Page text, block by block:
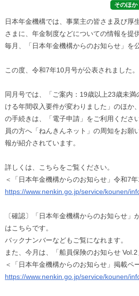
そのほか
日本年金機構では、事業主の皆さま及び厚
さまに、年金制度などについての情報を提
毎月、「日本年金機構からのお知らせ」を
この度、令和7年10月号が公表されました。
同月号では、「ご案内：19歳以上23歳未満
ける年間収入要件が変わりました」のほか
の手続きは、「電子申請」をご利用くださ
員の方へ「ねんきんネット」の周知をお願
報が紹介されています。
詳しくは、こちらをご覧ください。
＜「日本年金機構からのお知らせ」令和7
https://www.nenkin.go.jp/service/kounen/
〔確認〕「日本年金機構からのお知らせ」
はこちらです。
バックナンバーなどもご覧になれます。
また、今月は、「船員保険のお知らせ Vol.2
＜「日本年金機構からのお知らせ」掲載ペ
https://www.nenkin.go.jp/service/kounen/